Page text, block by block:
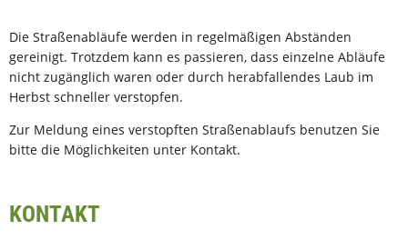
Die Straßenabläufe werden in regelmäßigen Abständen
gereinigt. Trotzdem kann es passieren, dass einzelne Abläufe
nicht zugänglich waren oder durch herabfallendes Laub im
Herbst schneller verstopfen.
Zur Meldung eines verstopften Straßenablaufs benutzen Sie
bitte die Möglichkeiten unter Kontakt.
KONTAKT